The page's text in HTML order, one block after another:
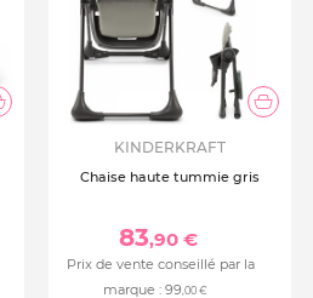
KINDERKRAFT
Chaise haute tummie gris
83,90 €
Prix de vente conseillé par la
marque : 99,00 €